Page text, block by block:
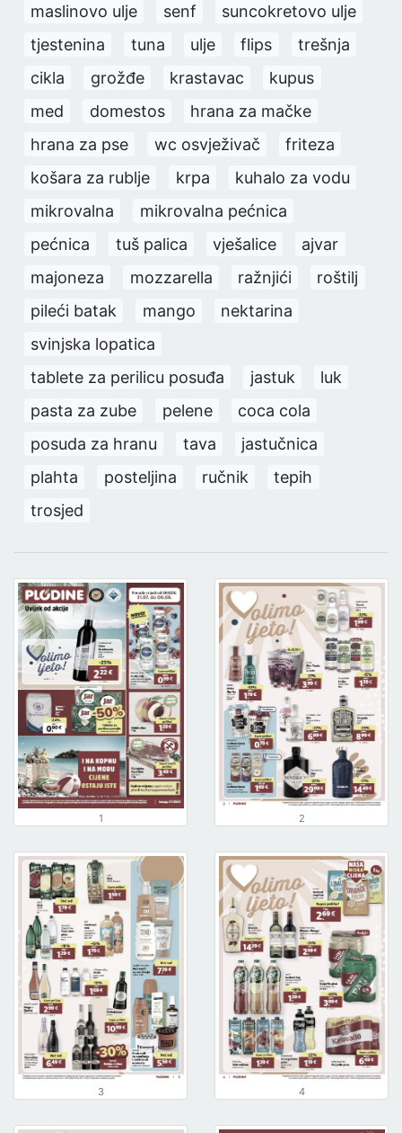
maslinovo ulje
senf
suncokretovo ulje
tjestenina
tuna ulje flips
trešnja
cikla
grožđe krastavac
kupus
med
domestos
hrana za mačke
hrana za pse
wc osvježivač
friteza
košara za rublje
krpa
kuhalo za vodu
mikrovalna
mikrovalna pećnica
pećnica
tuš palica vješalice
ajvar
majoneza
mozzarella ražnjići
roštilj
pileći batak
mango
nektarina
svinjska lopatica
tablete za perilicu posuđa
jastuk
luk
pasta za zube
pelene
coca cola
posuda za hranu
tava
jastučnica
plahta
posteljina ručnik
tepih
trosjed
1 2
3 4